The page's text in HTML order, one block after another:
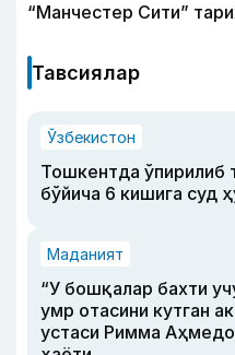
“Манчестер Сити”
Тавсиялар
Ўзбекистон
Тошкентда ўпирилиб
бўйича 6 кишига суд
Маданият
“У бошқалар бахти
умр отасини кутган
устаси Римма